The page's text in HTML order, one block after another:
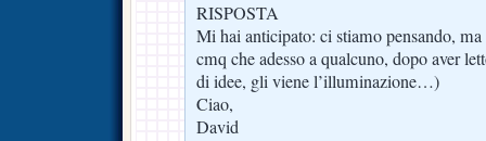
RISPOSTA
Mi hai anticipato: ci stiamo pensando,
cmq che adesso a qualcuno, dopo aver
di idee, gli viene l’illuminazione…)
Ciao,
David